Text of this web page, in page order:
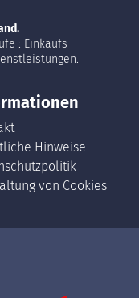
: Einkaufs
Hinweise
von Cookies